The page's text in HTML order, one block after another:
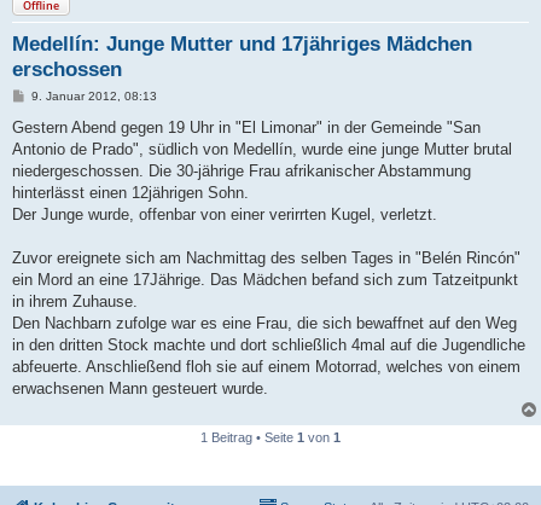
Offline
Medellín: Junge Mutter und 17jähriges Mädchen
erschossen
B
i
r
a
9. Januar 2012, 08:13
Gestern Abend gegen 19 Uhr in "El Limonar" in der Gemeinde "San
Antonio de Prado", südlich von Medellín, wurde eine junge Mutter brutal
niedergeschossen. Die 30-jährige Frau afrikanischer Abstammung
hinterlässt einen 12jährigen Sohn.
Der Junge wurde, offenbar von einer verirrten Kugel, verletzt.
Zuvor ereignete sich am Nachmittag des selben Tages in "Belén Rincón"
ein Mord an eine 17Jährige. Das Mädchen befand sich zum Tatzeitpunkt
in ihrem Zuhause.
Den Nachbarn zufolge war es eine Frau, die sich bewaffnet auf den Weg
in den dritten Stock machte und dort schließlich 4mal auf die Jugendliche
abfeuerte. Anschließend floh sie auf einem Motorrad, welches von einem
erwachsenen Mann gesteuert wurde.
1 Beitrag • Seite 1 von 1